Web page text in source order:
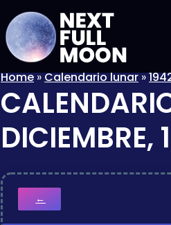
Home»Calendario lunar»
DICIEMBRE,
←